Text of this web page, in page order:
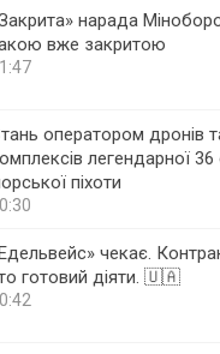
нарада
вже закритою
оператором дронів
легендарної
піхоти
чекає.
готовий діяти. 🇺🇦